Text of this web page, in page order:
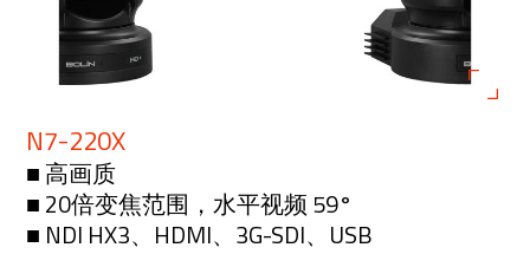
N7-220X
■ 高画质
■ 20倍变焦范围，水平视频 59°
■ NDI HX3、HDMI、3G-SDI、USB